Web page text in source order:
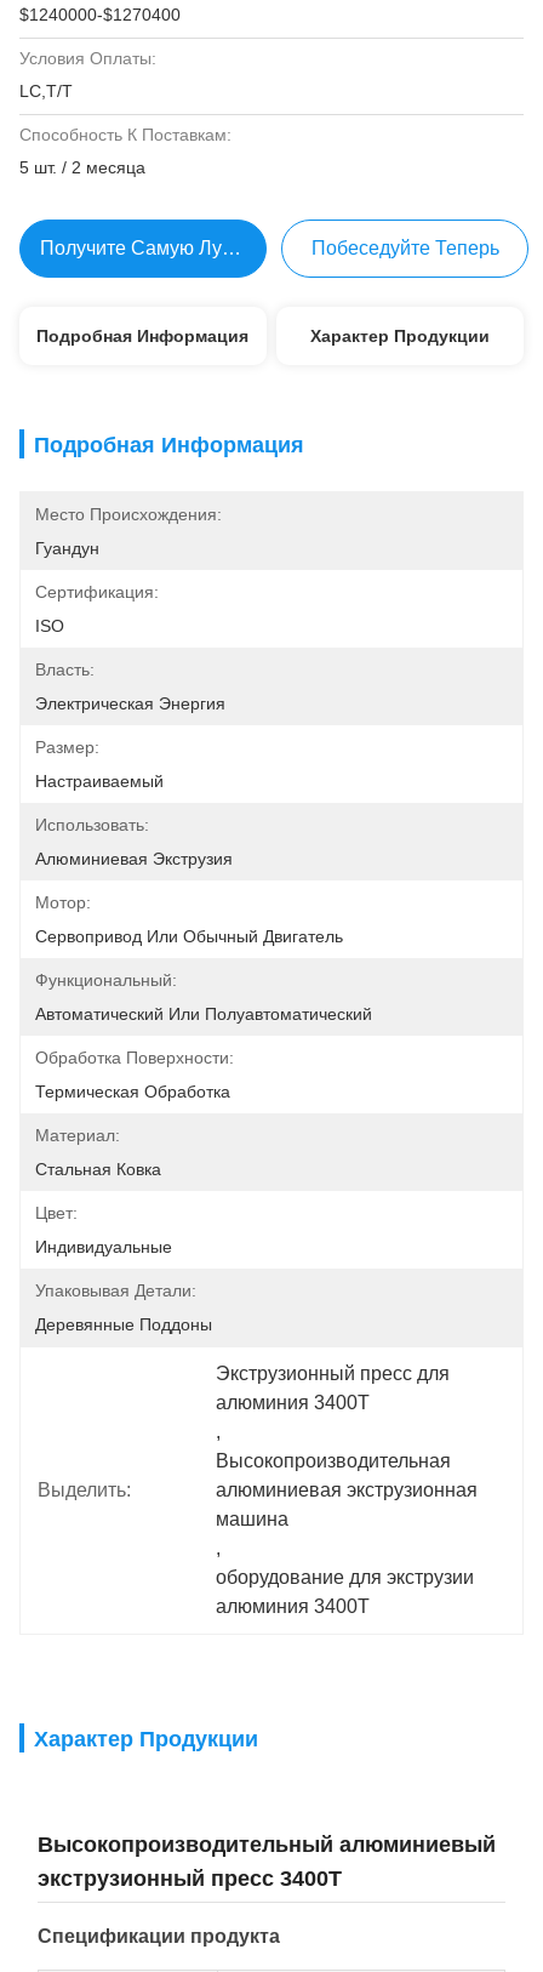
$1240000-$1270400
Условия Оплаты:
LC,T/T
Способность К Поставкам:
5 шт. / 2 месяца
Получите Самую Лучшую Цену Побеседуйте Теперь
Подробная Информация Характер Продукции
Подробная Информация
Место Происхождения:
Гуандун
Сертификация:
ISO
Власть:
Электрическая Энергия
Размер:
Настраиваемый
Использовать:
Алюминиевая Экструзия
Мотор:
Сервопривод Или Обычный Двигатель
Функциональный:
Автоматический Или Полуавтоматический
Обработка Поверхности:
Термическая Обработка
Материал:
Стальная Ковка
Цвет:
Индивидуальные
Упаковывая Детали:
Деревянные Поддоны
Выделить:
Экструзионный пресс для
алюминия 3400T
,
Высокопроизводительная
алюминиевая экструзионная
машина
,
оборудование для экструзии
алюминия 3400T
Характер Продукции
Высокопроизводительный алюминиевый
экструзионный пресс 3400T
Спецификации продукта